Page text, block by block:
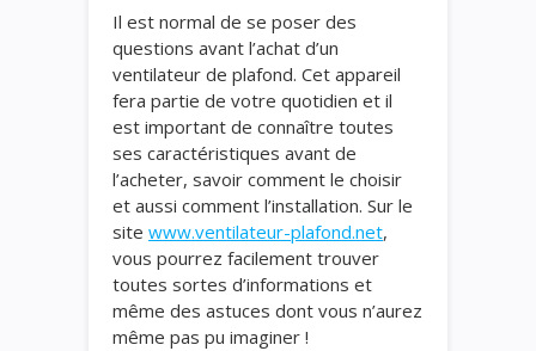
Il est normal de se poser des
questions avant l’achat d’un
ventilateur de plafond. Cet appareil
fera partie de votre quotidien et il
est important de connaître toutes
ses caractéristiques avant de
l’acheter, savoir comment le choisir
et aussi comment l’installation. Sur le
site www.ventilateur-plafond.net,
vous pourrez facilement trouver
toutes sortes d’informations et
même des astuces dont vous n’aurez
même pas pu imaginer !